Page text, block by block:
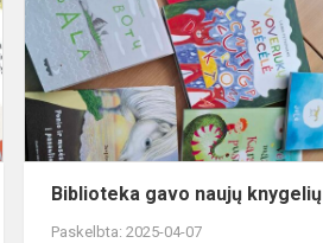
ir
saugumo
patarimai
važiuojant
dviračiu
Biblioteka gavo naujų knygelių
Paskelbta: 2025-04-07